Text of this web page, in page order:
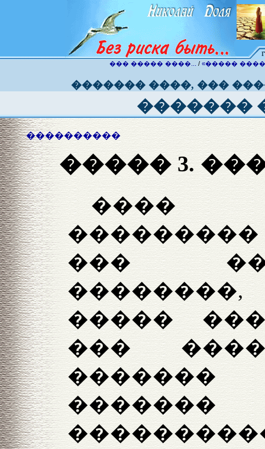
��� ����� ����... / «�����
������� ����, ���
�������
����������
����� 3.
����
���
�����
���